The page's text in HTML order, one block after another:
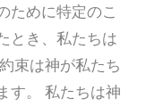
ために特定のこ
とき、私たちは
束は神が私たち
す。 私たちは神